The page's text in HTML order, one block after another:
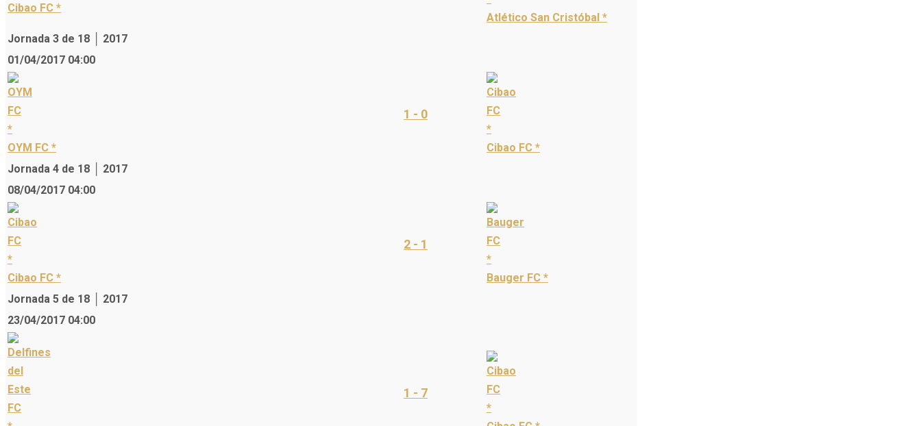
Cibao FC *
Atlético San Cristóbal *
Jornada 3 de 18 │ 2017
01/04/2017 04:00
OYM FC *
1 - 0
Cibao FC *
Jornada 4 de 18 │ 2017
08/04/2017 04:00
Cibao FC *
2 - 1
Bauger FC *
Jornada 5 de 18 │ 2017
23/04/2017 04:00
1 - 7